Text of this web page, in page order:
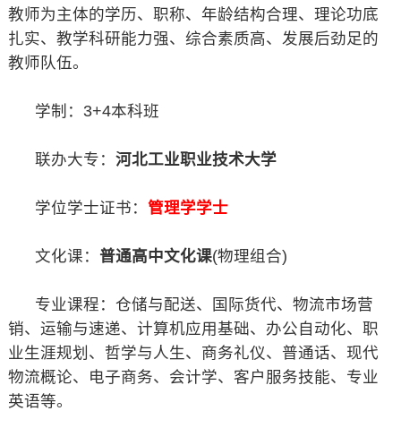
教师为主体的学历、职称、年龄结构合理、理论功底
扎实、教学科研能力强、综合素质高、发展后劲足的
教师队伍。
学制：3+4本科班
联办大专： 河北工业职业技术大学
学位学士证书： 管理学学士
文化课： 普通高中文化课(物理组合)
专业课程：仓储与配送、国际货代、物流市场营
销、运输与速递、计算机应用基础、办公自动化、职
业生涯规划、哲学与人生、商务礼仪、普通话、现代
物流概论、电子商务、会计学、客户服务技能、专业
英语等。